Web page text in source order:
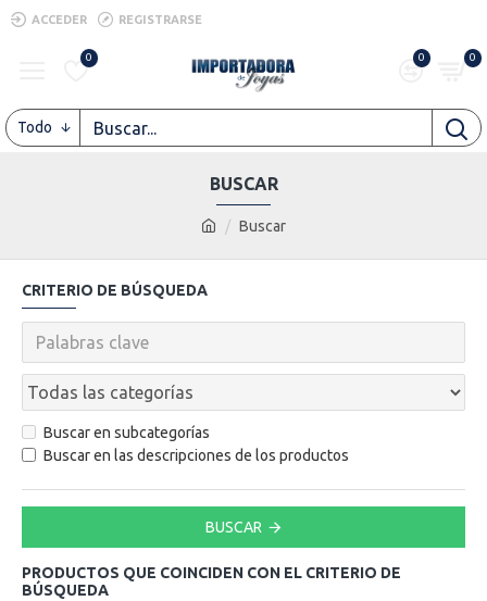
ACCEDER REGISTRARSE
0 0 0
Todo
Buscar
BUSCAR
CRITERIO DE BÚSQUEDA
Buscar en subcategorías
Buscar en las descripciones de los productos
BUSCAR
PRODUCTOS QUE COINCIDEN CON EL CRITERIO DE
BÚSQUEDA